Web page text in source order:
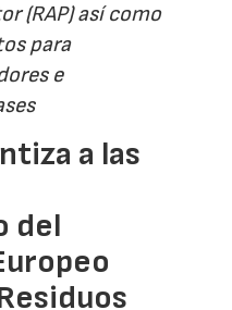
(RAP) así como
para
e
a las
del